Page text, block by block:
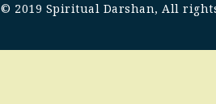
© 2019 Spiritual Darshan, All